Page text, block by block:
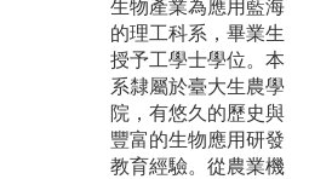
生物產業為應用藍海
的理工科系，畢業生
授予工學士學位。本
系隸屬於臺大生農學
院，有悠久的歷史與
豐富的生物應用研發
教育經驗。從農業機